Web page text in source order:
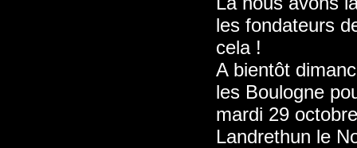
les fondateurs
cela !
A bientôt
les Boulogne
mardi 29
Landrethun le